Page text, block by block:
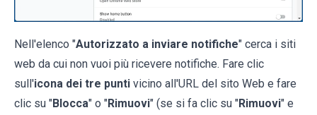
Nell'elenco "Autorizzato a inviare notifiche" cerca i siti
web da cui non vuoi più ricevere notifiche. Fare clic
sull'icona dei tre punti vicino all'URL del sito Web e fare
clic su "Blocca" o "Rimuovi" (se si fa clic su "Rimuovi" e